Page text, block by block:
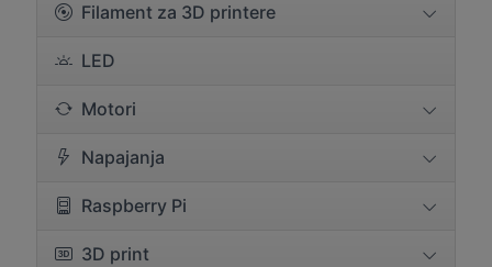
Filament za 3D printere
LED
Motori
Napajanja
Raspberry Pi
3D print